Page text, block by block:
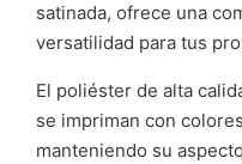
satinada, ofrece una
versatilidad para tus
El poliéster de alta
se impriman con
manteniendo su